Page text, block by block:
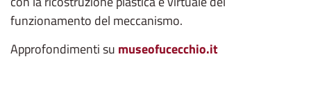
funzionamento del meccanismo.
Approfondimenti su museofucecchio.it